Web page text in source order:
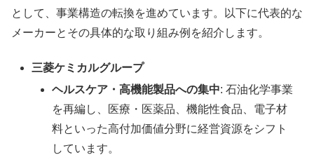
として、事業構造の転換を進めています。以下に代表的な
メーカーとその具体的な取り組み例を紹介します。
三菱ケミカルグループ
ヘルスケア・高機能製品への集中: 石油化学事業
を再編し、医療・医薬品、機能性食品、電子材
料といった高付加価値分野に経営資源をシフト
しています。